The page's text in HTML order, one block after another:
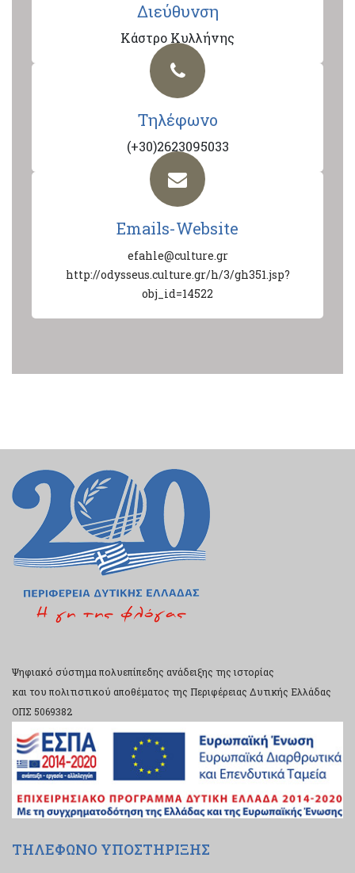
Διεύθυνση
Κάστρο Κυλλήνης
Τηλέφωνο
(+30)2623095033
Emails-Website
efahle@culture.gr
http://odysseus.culture.gr/h/3/gh351.jsp?
obj_id=14522
Ψηφιακό σύστημα πολυεπίπεδης ανάδειξης της ιστορίας
και του πολιτιστικού αποθέματος της Περιφέρειας Δυτικής Ελλάδας
ΟΠΣ 5069382
ΤΗΛΕΦΩΝΟ ΥΠΟΣΤΗΡΙΞΗΣ